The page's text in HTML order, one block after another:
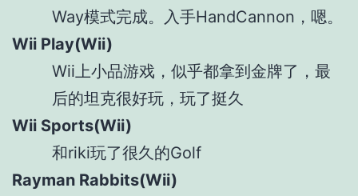
Way模式完成。入手HandCannon，嗯。
Wii Play(Wii)
Wii上小品游戏，似乎都拿到金牌了，最
后的坦克很好玩，玩了挺久
Wii Sports(Wii)
和riki玩了很久的Golf
Rayman Rabbits(Wii)